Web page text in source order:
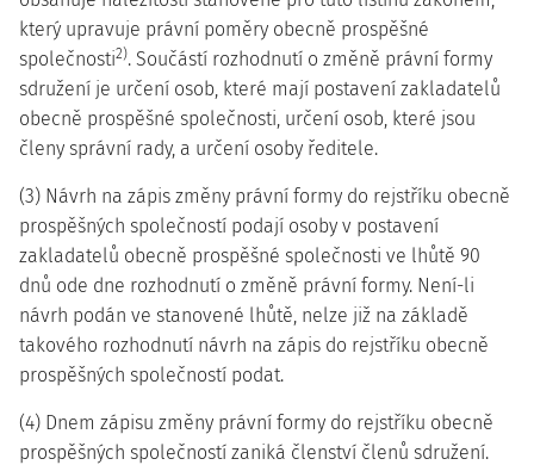
který upravuje právní poměry obecně prospěšné
společnosti2). Součástí rozhodnutí o změně právní formy
sdružení je určení osob, které mají postavení zakladatelů
obecně prospěšné společnosti, určení osob, které jsou
členy správní rady, a určení osoby ředitele.
(3) Návrh na zápis změny právní formy do rejstříku obecně
prospěšných společností podají osoby v postavení
zakladatelů obecně prospěšné společnosti ve lhůtě 90
dnů ode dne rozhodnutí o změně právní formy. Není-li
návrh podán ve stanovené lhůtě, nelze již na základě
takového rozhodnutí návrh na zápis do rejstříku obecně
prospěšných společností podat.
(4) Dnem zápisu změny právní formy do rejstříku obecně
prospěšných společností zaniká členství členů sdružení.